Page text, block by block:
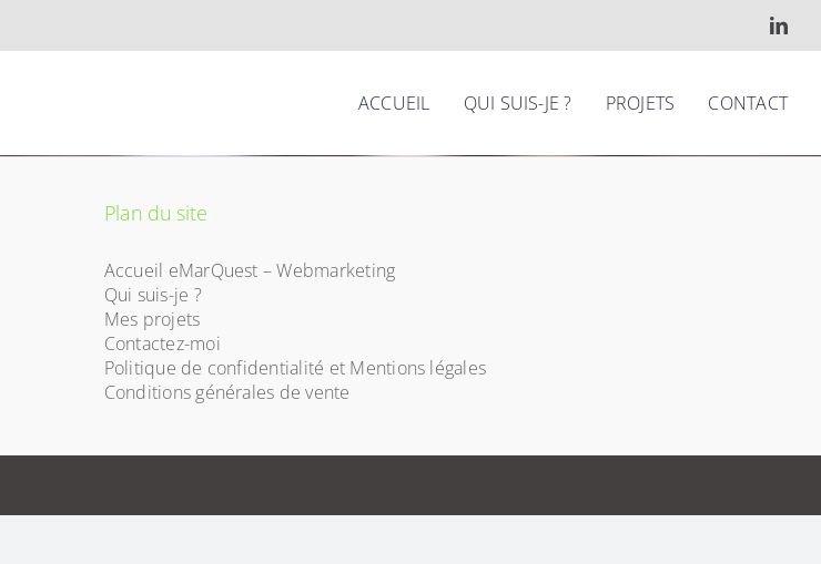
ACCUEIL
QUI SUIS-JE ? PROJETS CONTACT
Plan du site
Accueil eMarQuest – Webmarketing
Qui suis-je ?
Mes projets
Contactez-moi
Politique de confidentialité et Mentions légales
Conditions générales de vente